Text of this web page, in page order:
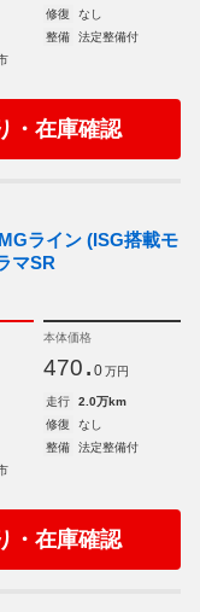
修復
なし
整備
法定整備付
・在庫確認
ライン (ISG搭載モ
マSR
本体価格
470. 0 万円
走行
2.0万km
修復
なし
整備
法定整備付
・在庫確認